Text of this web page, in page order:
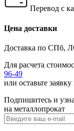
Перевод с
Цена доставки
Доставка по СПб,
Для расчета
96-49
или оставьте заявку
Подпишитесь и
на металлопрокат